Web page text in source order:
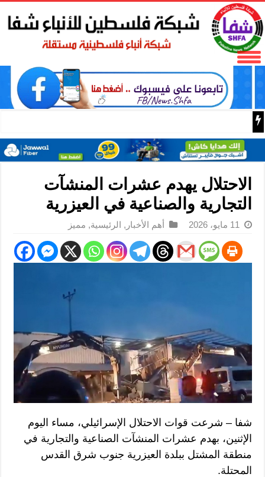
البر الرئيسي ينتقد سلطات الحزب الديمقراطي التقدمي
الاحتلال يهدم عشرات المنشآت
التجارية والصناعية في العيزرية
11 مايو، 2026 أهم الأخبار , الرئيسية, مميز
شفا – شرعت قوات الاحتلال الإسرائيلي، مساء اليوم
الإثنين، بهدم عشرات المنشآت الصناعية والتجارية في
منطقة المشتل ببلدة العيزرية جنوب شرق القدس
المحتلة.